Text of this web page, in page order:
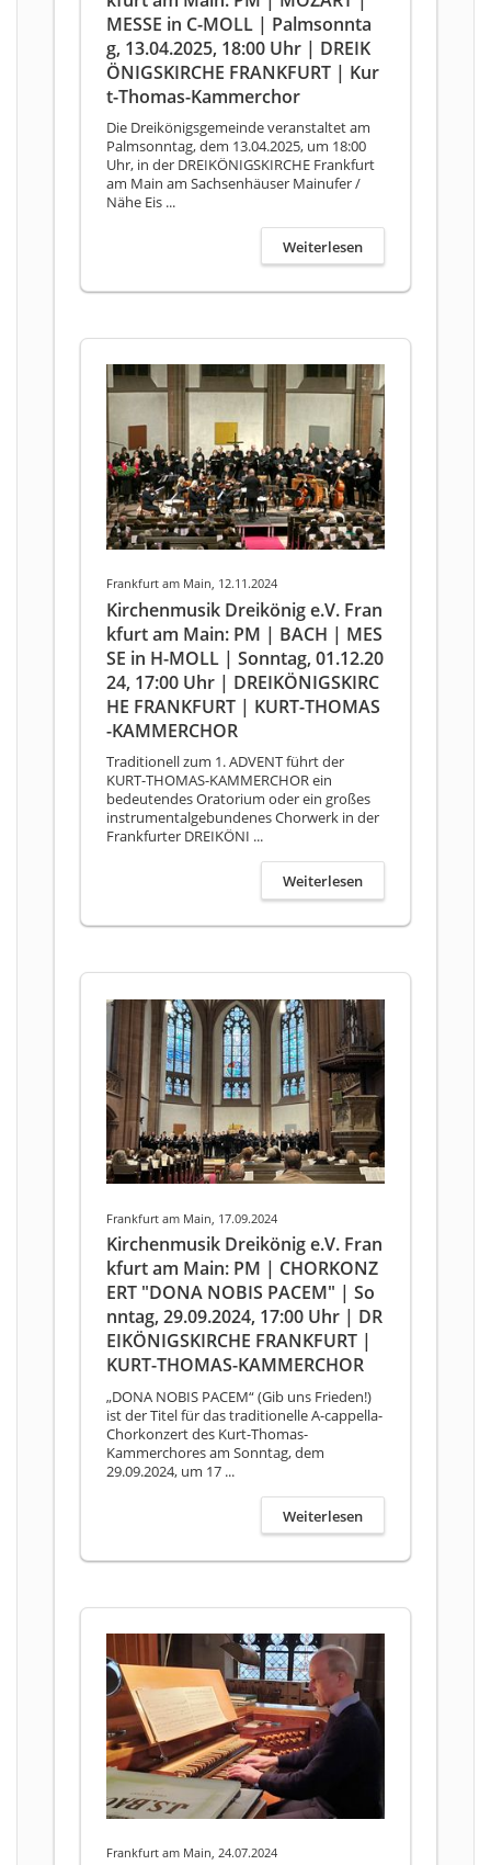
MESSE in C-MOLL | Palmsonnta
g, 13.04.2025, 18:00 Uhr | DREIK
ÖNIGSKIRCHE FRANKFURT | Kur
t-Thomas-Kammerchor
Die Dreikönigsgemeinde veranstaltet am
Palmsonntag, dem 13.04.2025, um 18:00
Uhr, in der DREIKÖNIGSKIRCHE Frankfurt
am Main am Sachsenhäuser Mainufer /
Nähe Eis ...
Weiterlesen
Frankfurt am Main, 12.11.2024
Kirchenmusik Dreikönig e.V. Fran
kfurt am Main: PM | BACH | MES
SE in H-MOLL | Sonntag, 01.12.20
24, 17:00 Uhr | DREIKÖNIGSKIRC
HE FRANKFURT | KURT-THOMAS
-KAMMERCHOR
Traditionell zum 1. ADVENT führt der
KURT-THOMAS-KAMMERCHOR ein
bedeutendes Oratorium oder ein großes
instrumentalgebundenes Chorwerk in der
Frankfurter DREIKÖNI ...
Weiterlesen
Frankfurt am Main, 17.09.2024
Kirchenmusik Dreikönig e.V. Fran
kfurt am Main: PM | CHORKONZ
ERT "DONA NOBIS PACEM" | So
nntag, 29.09.2024, 17:00 Uhr | DR
EIKÖNIGSKIRCHE FRANKFURT |
KURT-THOMAS-KAMMERCHOR
„DONA NOBIS PACEM“ (Gib uns Frieden!)
ist der Titel für das traditionelle A-cappella-
Chorkonzert des Kurt-Thomas-
Kammerchores am Sonntag, dem
29.09.2024, um 17 ...
Weiterlesen
Frankfurt am Main, 24.07.2024